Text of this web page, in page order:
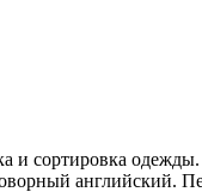
и сортировка
английский.